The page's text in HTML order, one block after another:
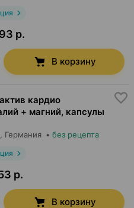
р.
В корзину
кардио
+ магний, капсулы
, Германия • без рецепта
р.
В корзину